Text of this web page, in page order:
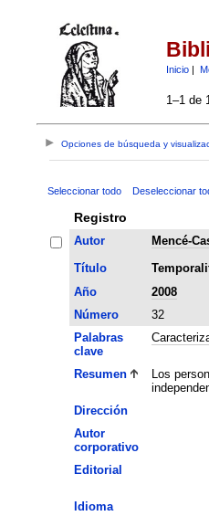
Inicio|
1–1 de
Opciones de búsqueda y
Seleccionar todo Deseleccionar
Registro
Autor
Mencé-
Título
Año
2008
Número
32
Palabras
clave
Resumen
Los
Dirección
Autor
corporativo
Editorial
Idioma